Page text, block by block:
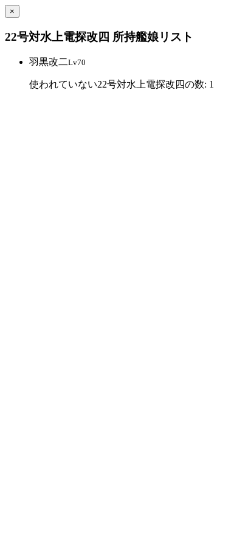
×
22号対水上電探改四 所持艦娘リスト
羽黒改二Lv70
使われていない22号対水上電探改四の数: 1